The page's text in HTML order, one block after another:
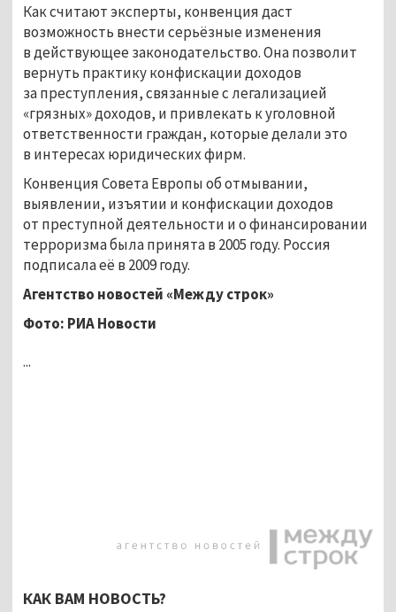
Как считают эксперты, конвенция даст
возможность внести серьёзные изменения
в действующее законодательство. Она позволит
вернуть практику конфискации доходов
за преступления, связанные с легализацией
«грязных» доходов, и привлекать к уголовной
ответственности граждан, которые делали это
в интересах юридических фирм.
Конвенция Совета Европы об отмывании,
выявлении, изъятии и конфискации доходов
от преступной деятельности и о финансировании
терроризма была принята в 2005 году. Россия
подписала её в 2009 году.
Агентство новостей «Между строк»
Фото: РИА Новости
...
КАК ВАМ НОВОСТЬ?